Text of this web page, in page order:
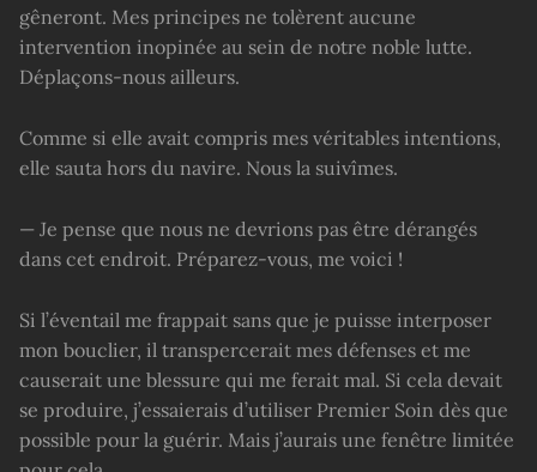
gêneront. Mes principes ne tolèrent aucune
intervention inopinée au sein de notre noble lutte.
Déplaçons-nous ailleurs.
Comme si elle avait compris mes véritables intentions,
elle sauta hors du navire. Nous la suivîmes.
— Je pense que nous ne devrions pas être dérangés
dans cet endroit. Préparez-vous, me voici !
Si l’éventail me frappait sans que je puisse interposer
mon bouclier, il transpercerait mes défenses et me
causerait une blessure qui me ferait mal. Si cela devait
se produire, j’essaierais d’utiliser Premier Soin dès que
possible pour la guérir. Mais j’aurais une fenêtre limitée